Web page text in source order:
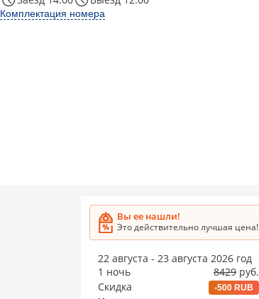
Комплектация номера
Вы ее нашли!
Это действительно лучшая цена!
22 августа - 23 августа 2026 год
1 ночь
8429 руб.
Скидка
-500 RUB